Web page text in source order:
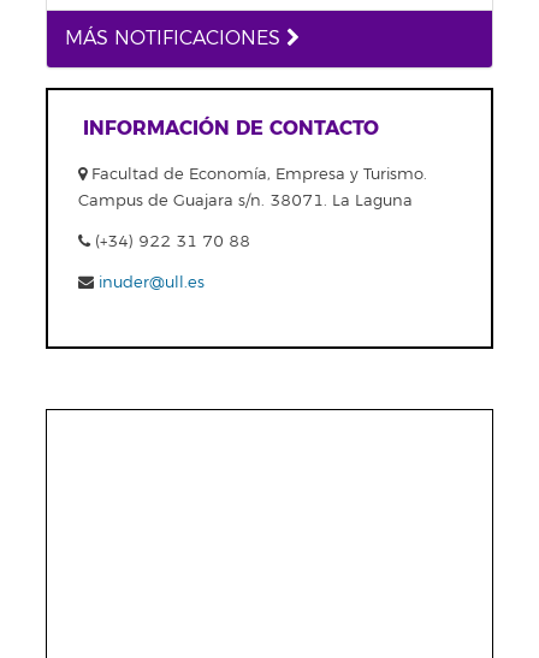
MÁS NOTIFICACIONES
INFORMACIÓN DE CONTACTO
Facultad de Economía, Empresa y Turismo.
Campus de Guajara s/n. 38071. La Laguna
(+34) 922 31 70 88
inuder@ull.es